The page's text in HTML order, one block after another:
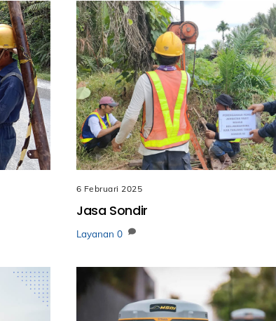
6 Februari 2025
Jasa Sondir
Layanan 0